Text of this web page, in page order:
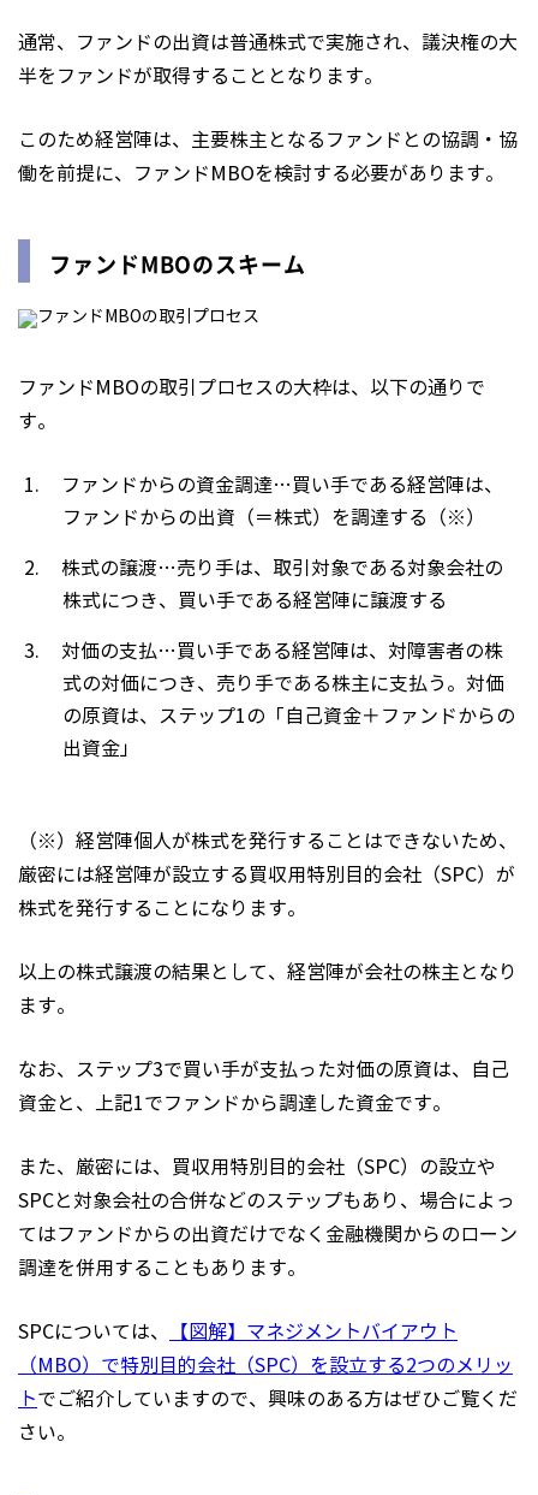
通常、ファンドの出資は普通株式で実施され、議決権の大
半をファンドが取得することとなります。
このため経営陣は、主要株主となるファンドとの協調・協
働を前提に、ファンドMBOを検討する必要があります。
ファンドMBOのスキーム
ファンドMBOの取引プロセスの大枠は、以下の通りで
す。
ファンドからの資金調達…買い手である経営陣は、
ファンドからの出資（＝株式）を調達する（※）
株式の譲渡…売り手は、取引対象である対象会社の
株式につき、買い手である経営陣に譲渡する
対価の支払…買い手である経営陣は、対障害者の株
式の対価につき、売り手である株主に支払う。対価
の原資は、ステップ1の「自己資金＋ファンドからの
出資金」
（※）経営陣個人が株式を発行することはできないため、
厳密には経営陣が設立する買収用特別目的会社（SPC）が
株式を発行することになります。
以上の株式譲渡の結果として、経営陣が会社の株主となり
ます。
なお、ステップ3で買い手が支払った対価の原資は、自己
資金と、上記1でファンドから調達した資金です。
また、厳密には、買収用特別目的会社（SPC）の設立や
SPCと対象会社の合併などのステップもあり、場合によっ
てはファンドからの出資だけでなく金融機関からのローン
調達を併用することもあります。
SPCについては、
【図解】マネジメントバイアウト
（MBO）で特別目的会社（SPC）を設立する2つのメリッ
トでご紹介していますので、興味のある方はぜひご覧くだ
さい。